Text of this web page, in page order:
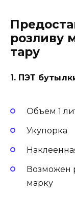
розливу
тару
1. ПЭТ
Объем 1
Укупорка
Возможен
марку